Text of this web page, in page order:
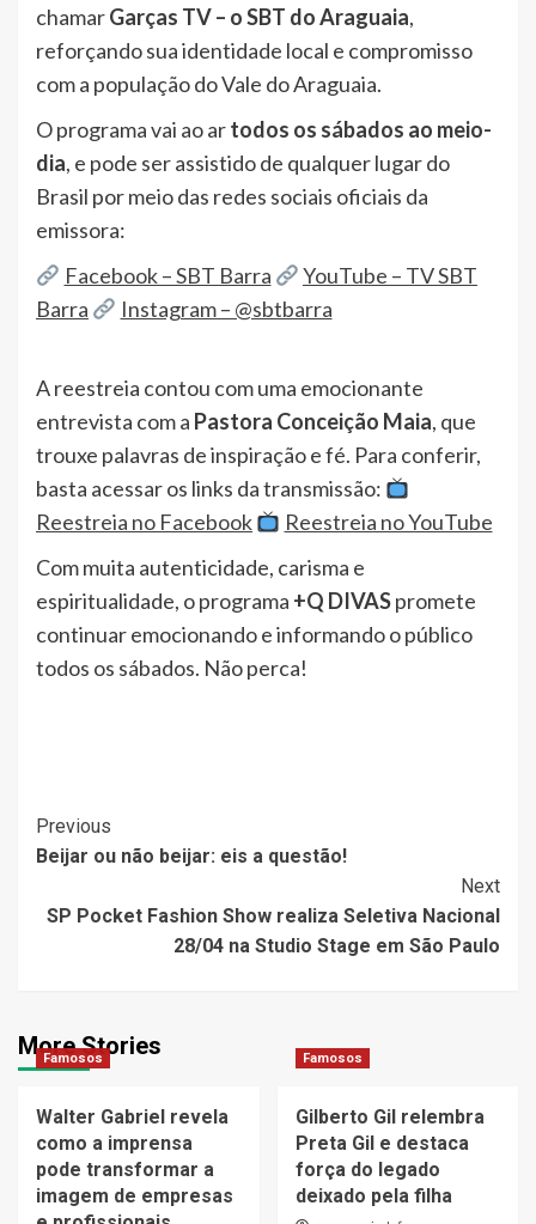
chamarGarças TV – o SBT do Araguaia,
reforçando sua identidade local e compromisso
com a população do Vale do Araguaia.
O programa vai ao artodos os sábados ao meio-
dia, e pode ser assistido de qualquer lugar do
Brasil por meio das redes sociais oficiais da
emissora:
Facebook – SBT Barra
YouTube – TV SBT
Barra
Instagram – @sbtbarra
A reestreia contou com uma emocionante
entrevista com a Pastora Conceição Maia, que
trouxe palavras de inspiração e fé. Para conferir,
basta acessar os links da transmissão:
Reestreia no Facebook
Reestreia no YouTube
Com muita autenticidade, carisma e
espiritualidade, o programa +Q DIVASpromete
continuar emocionando e informando o público
todos os sábados. Não perca!
Post
Navigation
Previous
Beijar ou não beijar: eis a questão!
Next
SP Pocket Fashion Show realiza Seletiva Nacional
28/04 na Studio Stage em São Paulo
More Stories
Famosos
Walter Gabriel revela
como a imprensa
pode transformar a
imagem de empresas
Famosos
Gilberto Gil relembra
Preta Gil e destaca
força do legado
deixado pela filha